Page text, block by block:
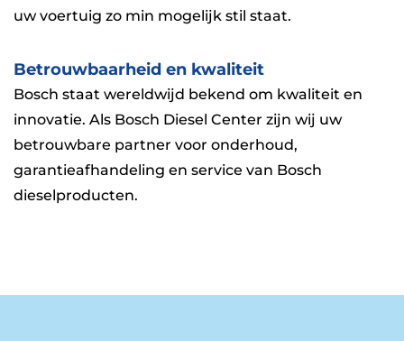
uw voertuig zo min mogelijk stil staat.
Betrouwbaarheid en kwaliteit
Bosch staat wereldwijd bekend om kwaliteit en
innovatie. Als Bosch Diesel Center zijn wij uw
betrouwbare partner voor onderhoud,
garantieafhandeling en service van Bosch
dieselproducten.